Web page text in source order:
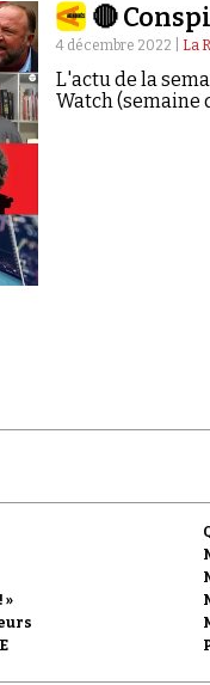
🔴
4 décembre 2022 | La
L'actu de la
Watch (semaine
»